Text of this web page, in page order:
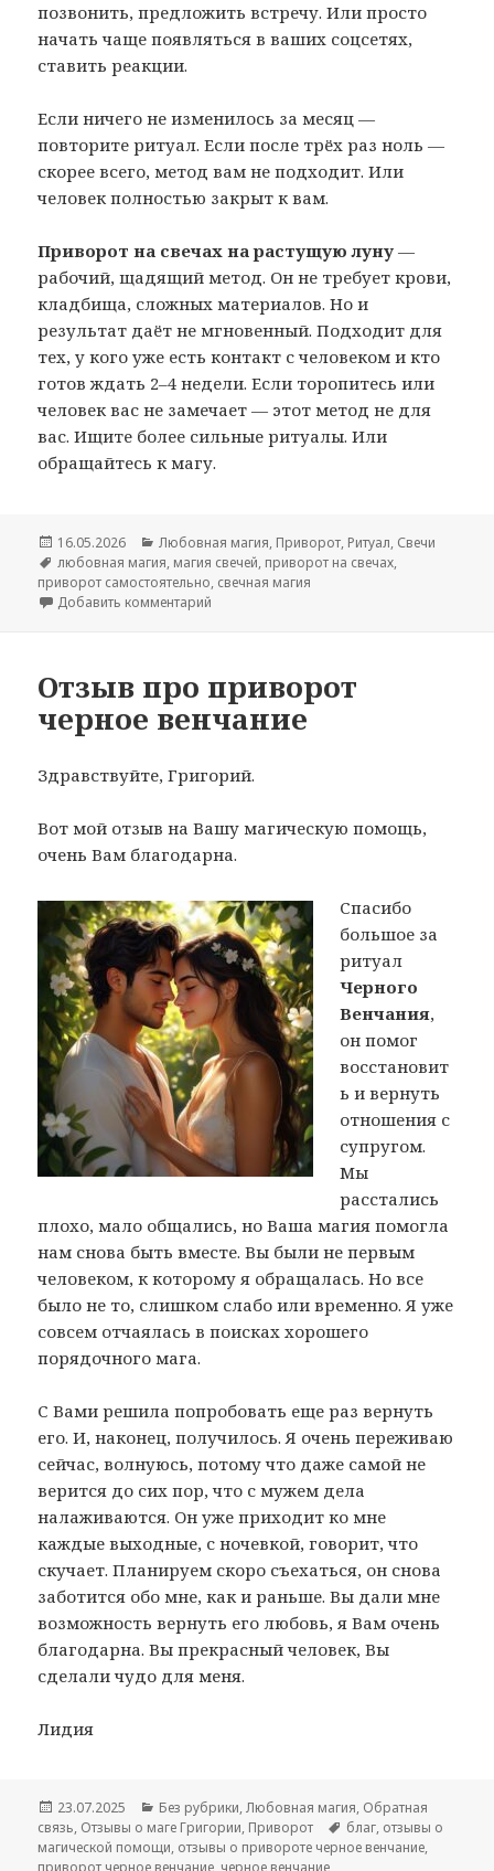
позвонить, предложить встречу. Или просто
начать чаще появляться в ваших соцсетях,
ставить реакции.
Если ничего не изменилось за месяц —
повторите ритуал. Если после трёх раз ноль —
скорее всего, метод вам не подходит. Или
человек полностью закрыт к вам.
Приворот на свечах на растущую луну —
рабочий, щадящий метод. Он не требует крови,
кладбища, сложных материалов. Но и
результат даёт не мгновенный. Подходит для
тех, у кого уже есть контакт с человеком и кто
готов ждать 2–4 недели. Если торопитесь или
человек вас не замечает — этот метод не для
вас. Ищите более сильные ритуалы. Или
обращайтесь к магу.
Опубликовано
16.05.2026 Рубрики
Любовная магия, Приворот, Ритуал, Свечи
Метки
любовная магия, магия свечей, приворот на свечах,
приворот самостоятельно, свечная магия
Добавить комментарий
Отзыв про приворот
черное венчание
Здравствуйте, Григорий.
Вот мой отзыв на Вашу магическую помощь,
очень Вам благодарна.
Спасибо
большое за
ритуал
Черного
Венчания,
он помог
восстановит
ь и вернуть
отношения с
супругом.
Мы
расстались
плохо, мало общались, но Ваша магия помогла
нам снова быть вместе. Вы были не первым
человеком, к которому я обращалась. Но все
было не то, слишком слабо или временно. Я уже
совсем отчаялась в поисках хорошего
порядочного мага.
С Вами решила попробовать еще раз вернуть
его. И, наконец, получилось. Я очень переживаю
сейчас, волнуюсь, потому что даже самой не
верится до сих пор, что с мужем дела
налаживаются. Он уже приходит ко мне
каждые выходные, с ночевкой, говорит, что
скучает. Планируем скоро съехаться, он снова
заботится обо мне, как и раньше. Вы дали мне
возможность вернуть его любовь, я Вам очень
благодарна. Вы прекрасный человек, Вы
сделали чудо для меня.
Лидия
Опубликовано
23.07.2025 Рубрики
Без рубрики,Любовная магия, Обратная
связь, Отзывы о маге Григории, Приворот Метки
благ, отзывы о
магической помощи, отзывы о привороте черное венчание,